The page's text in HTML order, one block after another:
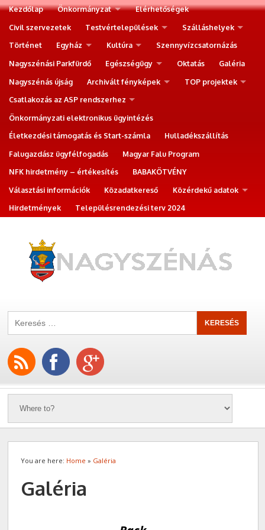
Kezdőlap Önkormányzat
Elérhetőségek
Civil szervezetek
Testvértelepülések
Szálláshelyek
Történet
Egyház Kultúra
Szennyvízcsatornázás
Nagyszénási Parkfürdő
Egészségügy Oktatás
Galéria
Nagyszénás újság
Archivált fényképek
TOP projektek
Csatlakozás az ASP rendszerhez
Önkormányzati elektronikus ügyintézés
Életkezdési támogatás és Start-számla
Hulladékszállítás
Falugazdász ügyfélfogadás
Magyar Falu Program
NFK hirdetmény – értékesítés
BABAKÖTVÉNY
Választási információk
Közadatkereső
Közérdekű adatok
Hirdetmények
Településrendezési terv 2024
You are here: Home » Galéria
Galéria